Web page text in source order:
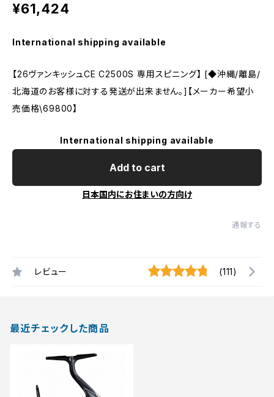
¥61,424
International shipping available
【26ヴァンキッシュCE C2500S 専用スピニング】 [◆沖縄/離島/
北海道のお客様に対する発送が出来ません。]【メーカー希望小
売価格\69800】
International shipping available
Add to cart
日本国内にお住まいの方向け
通報する
レビュー (111)
最近チェックした商品